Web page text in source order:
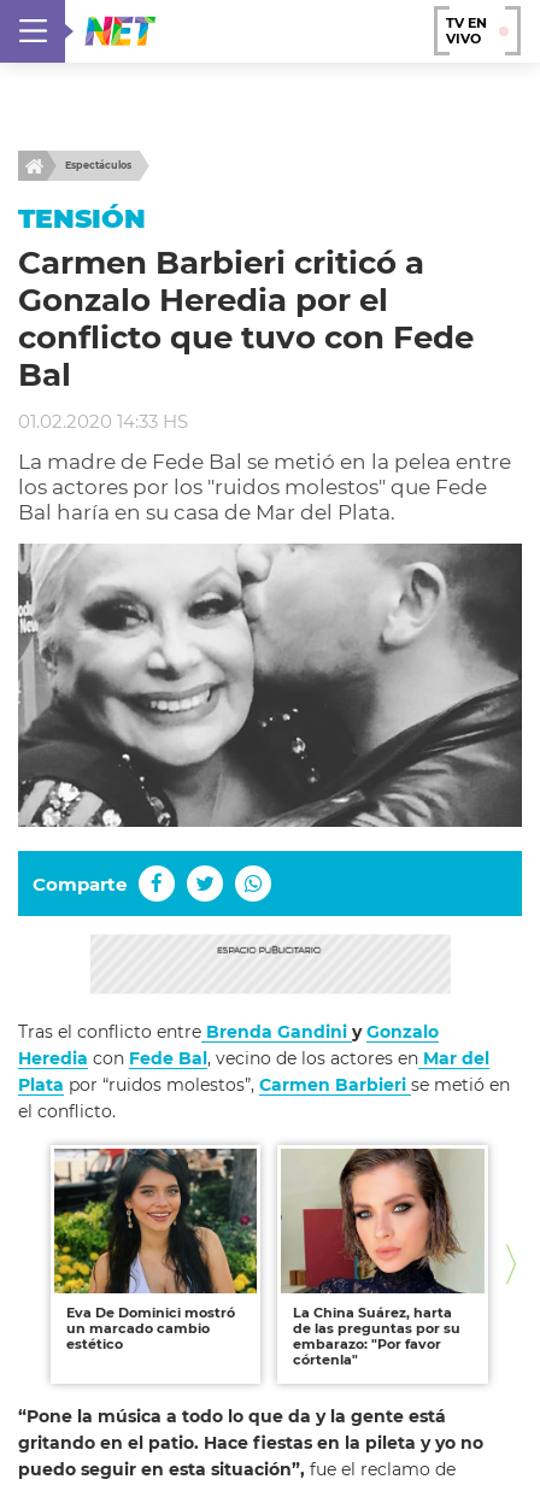
TV EN
VIVO
Espectáculos
TENSIÓN
Carmen Barbieri criticó a
Gonzalo Heredia por el
conflicto que tuvo con Fede
Bal
01.02.2020 14:33 HS
La madre de Fede Bal se metió en la pelea entre
los actores por los "ruidos molestos" que Fede
Bal haría en su casa de Mar del Plata.
Comparte
Tras el conflicto entre Brenda Gandini yGonzalo
Heredia con Fede Bal , vecino de los actores en Mar del
Plata por “ruidos molestos”, Carmen Barbieri se metió en
el conflicto.
Eva De Dominici mostró
un marcado cambio
estético
La China Suárez, harta
de las preguntas por su
embarazo: "Por favor
córtenla"
“Pone la música a todo lo que da y la gente está
gritando en el patio. Hace fiestas en la pileta y yo no
puedo seguir en esta situación”, fue el reclamo de